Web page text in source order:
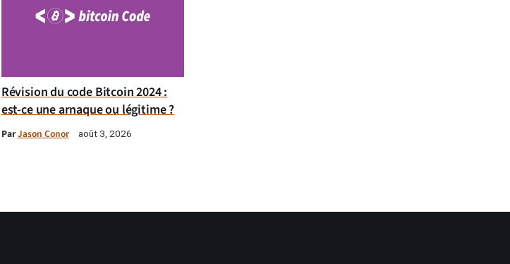
Révision du code Bitcoin 2024 :
est-ce une arnaque ou légitime ?
ParJason Conor août 3, 2026